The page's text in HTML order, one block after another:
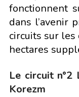
fonctionnent
dans l’avenir
circuits sur
hectares
Le circuit n°2
Korezm